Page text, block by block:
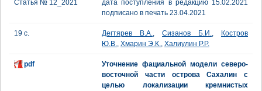
Статья № 12_2021
дата поступления в редакцию 15.02.2021
подписано в печать 23.04.2021
19 с. Дегтярев В.А., Сизанов Б.И.,
Костров
Ю.В., Хмарин Э.К., Халиулин Р.Р.
pdf
Уточнение фациальной модели северо-
восточной части острова Сахалин с
целью локализации кремнистых